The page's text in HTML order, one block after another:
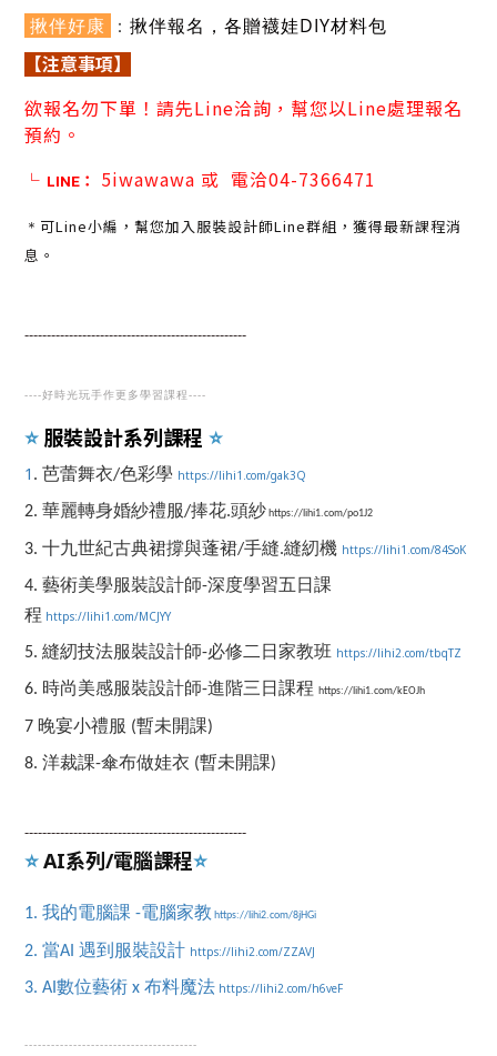
揪伴好康 ： 揪伴報名，各贈襪娃DIY材料包
【注意事項】
欲報名勿下單！請先Line洽詢，幫您以Line處理報名
預約。
└ LINE： 5iwawawa 或 電洽04-7366471
＊ 可Line小編，幫您加入服裝設計師Line群組，獲得最新課程消
息。
--------------------------------------------------
----好時光玩手作更多學習課程----
⭐️ 服裝設計系列課程 ⭐️
1 . 芭蕾舞衣/色彩學 https://lihi1.com/gak3Q
2. 華麗轉身婚紗禮服/捧花.頭紗 https://lihi1.com/po1J2
3. 十九世紀古典裙撐與蓬裙/手縫.縫紉機 https://lihi1.com/84SoK
4. 藝術美學服裝設計師-深度學習五日課
程 https://lihi1.com/MCJYY
5. 縫紉技法服裝設計師-必修二日家教班 https://lihi2.com/tbqTZ
6. 時尚美感服裝設計師-進階三日課程 https://lihi1.com/kEOJh
7 晚宴小禮服 (暫未開課)
8. 洋裁課-傘布做娃衣 (暫未開課)
--------------------------------------------------
⭐️ AI系列/電腦課程⭐️
1. 我的電腦課 -電腦家教 https://lihi2.com/8jHGi
2. 當AI 遇到服裝設計 https://lihi2.com/ZZAVJ
3. AI數位藝術 x 布料魔法 https://lihi2.com/h6veF
---------------------------------------